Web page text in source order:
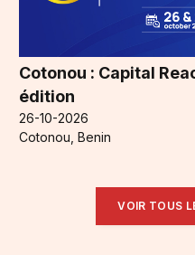
Cotonou : Capital
édition
26-10-2026
Cotonou, Benin
VOIR TOUS